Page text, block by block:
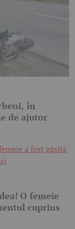
în
de ajutor
O femeie
cuprins